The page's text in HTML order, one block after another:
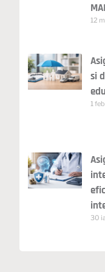
MAI
12
si
1
30